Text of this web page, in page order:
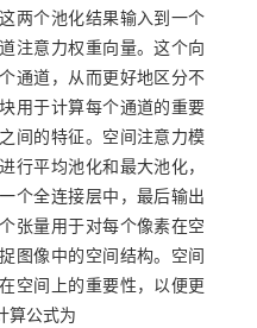
两个池化结果输入到一个
注意力权重向量。这个向
通道，从而更好地区分不
用于计算每个通道的重要
间的特征。空间注意力模
行平均池化和最大池化，
个全连接层中，最后输出
张量用于对每个像素在空
图像中的空间结构。空间
空间上的重要性，以便更
算公式为